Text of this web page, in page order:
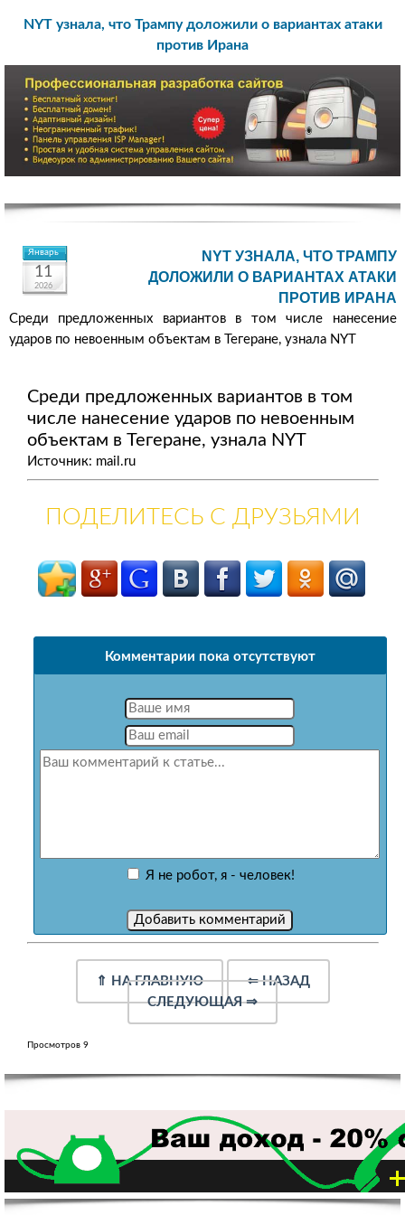
NYT узнала, что Трампу доложили о вариантах атаки
против Ирана
Январь
11
2026
NYT УЗНАЛА, ЧТО ТРАМПУ
ДОЛОЖИЛИ О ВАРИАНТАХ АТАКИ
ПРОТИВ ИРАНА
Среди предложенных вариантов в том числе нанесение
ударов по невоенным объектам в Тегеране, узнала NYT
Среди предложенных вариантов в том
числе нанесение ударов по невоенным
объектам в Тегеране, узнала NYT
Источник: mail.ru
ПОДЕЛИТЕСЬ С ДРУЗЬЯМИ
Комментарии пока отсутствуют
Я не робот, я - человек!
⇑ НА ГЛАВНУЮ ⇐НАЗАД
СЛЕДУЮЩАЯ⇒
Просмотров 9